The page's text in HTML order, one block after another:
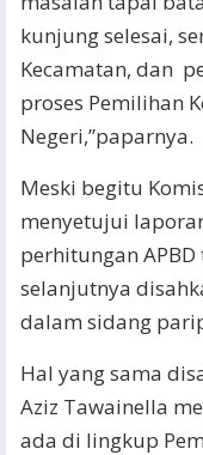
kunjung selesai,
Kecamatan, dan
proses Pemilihan
Negeri,”paparnya.
Meski begitu
menyetujui
perhitungan
selanjutnya
dalam sidang
Hal yang sama
Aziz Tawainella
ada di lingkup